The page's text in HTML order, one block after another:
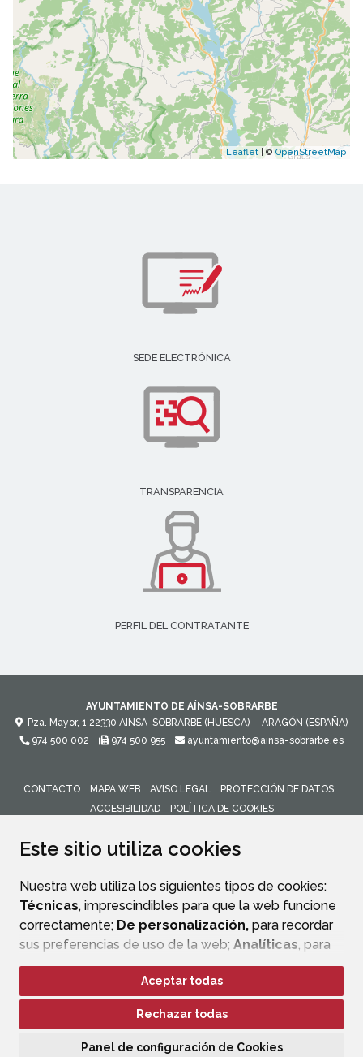
Este sitio utiliza cookies
Nuestra web utiliza los siguientes tipos de cookies:
Técnicas, imprescindibles para que la web funcione
correctamente; De personalización, para recordar
sus preferencias de uso de la web; Analíticas, para
mejorar el funcionamiento de la web y sus servicios.
Si acepta pulsando el botón“Aceptar todas”
consideramos que acepta su uso. Si pulsa el botón
Aceptar todas
Rechazar todas
Panel de configuración de Cookies
Leaflet | © OpenStreetMap
SEDE ELECTRÓNICA
TRANSPARENCIA
PERFIL DEL CONTRATANTE
AYUNTAMIENTO DE AÍNSA-SOBRARBE
Pza. Mayor, 1 22330 AINSA-SOBRARBE (HUESCA) - ARAGÓN (ESPAÑA)
974 500 002
974 500 955 ayuntamiento@ainsa-sobrarbe.es
CONTACTO MAPA WEB AVISO LEGAL
PROTECCIÓN DE DATOS
ACCESIBILIDAD
POLÍTICA DE COOKIES